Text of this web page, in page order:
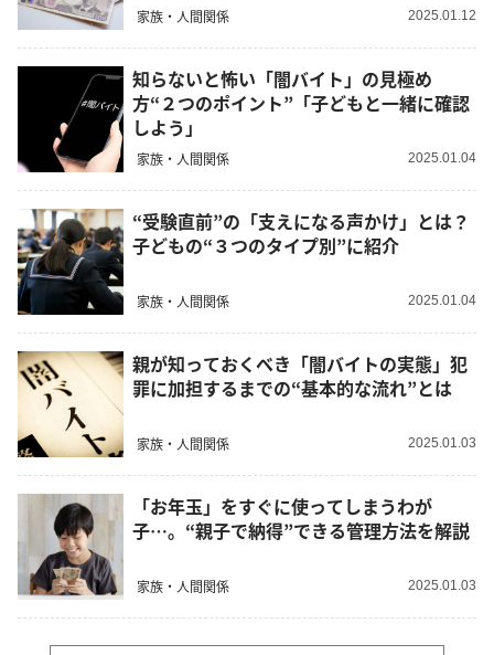
家族・人間関係 2025.01.12
知らないと怖い「闇バイト」の見極め
方“２つのポイント”「子どもと一緒に確認
しよう」
家族・人間関係 2025.01.04
“受験直前”の「支えになる声かけ」とは？
子どもの“３つのタイプ別”に紹介
家族・人間関係 2025.01.04
親が知っておくべき「闇バイトの実態」犯
罪に加担するまでの“基本的な流れ”とは
家族・人間関係 2025.01.03
「お年玉」をすぐに使ってしまうわが
子…。“親子で納得”できる管理方法を解説
家族・人間関係 2025.01.03